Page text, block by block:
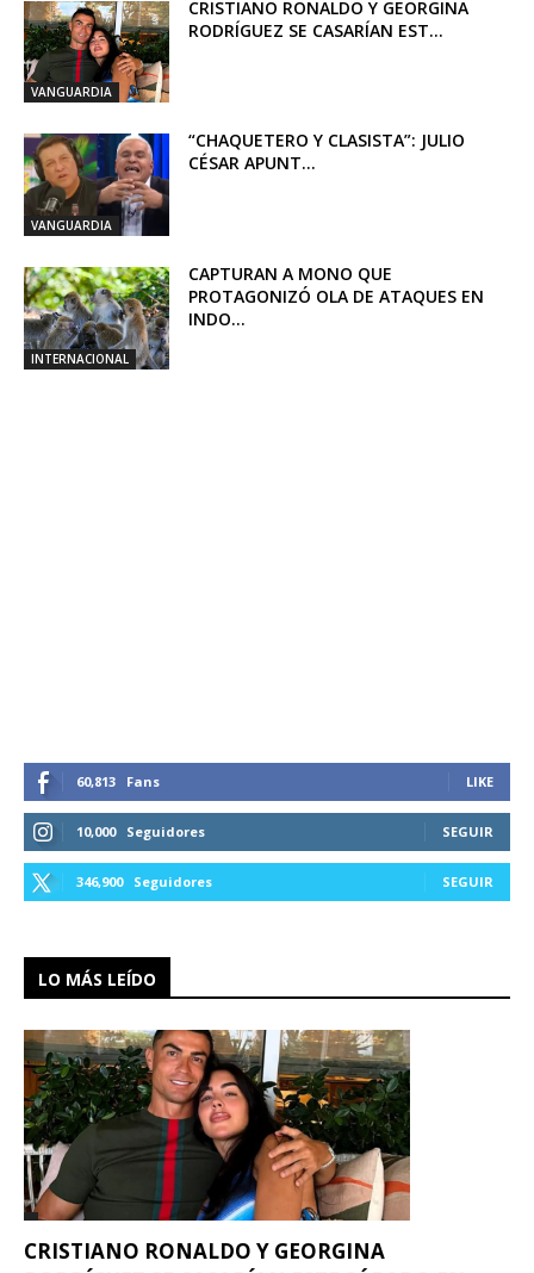
VANGUARDIA
CRISTIANO RONALDO Y GEORGINA
RODRÍGUEZ SE CASARÍAN EST...
VANGUARDIA
“CHAQUETERO Y CLASISTA”: JULIO
CÉSAR APUNT...
INTERNACIONAL
CAPTURAN A MONO QUE
PROTAGONIZÓ OLA DE ATAQUES EN
INDO...
60,813 Fans LIKE
10,000 Seguidores SEGUIR
346,900 Seguidores SEGUIR
LO MÁS LEÍDO
CRISTIANO RONALDO Y GEORGINA